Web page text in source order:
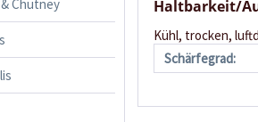
Chutney Haltbarkeit/
Kühl, trocken,
Schärfegrad: